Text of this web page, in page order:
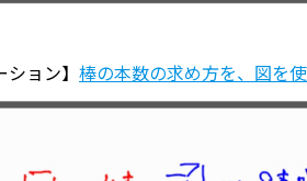
ション】棒の本数の求め方を、図を